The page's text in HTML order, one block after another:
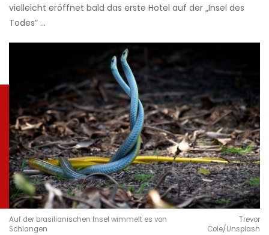
vielleicht eröffnet bald das erste Hotel auf der „Insel des
Todes” …
Auf der brasilianischen Insel wimmelt es von
Schlangen
Trevor
Cole/Unsplash